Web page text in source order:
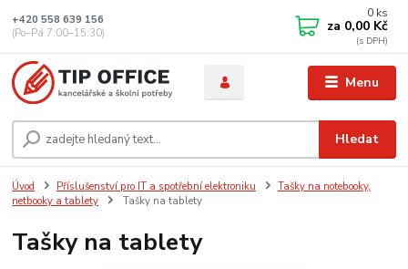
Menu
Hledat
+420 558 639 156
(Po–Pá 7:00–15:30)
0 ks
za 0,00 Kč
Úvod Příslušenství pro IT a spotřební elektroniku
Tašky na notebooky,
netbooky a tablety
Tašky na tablety
Tašky na tablety